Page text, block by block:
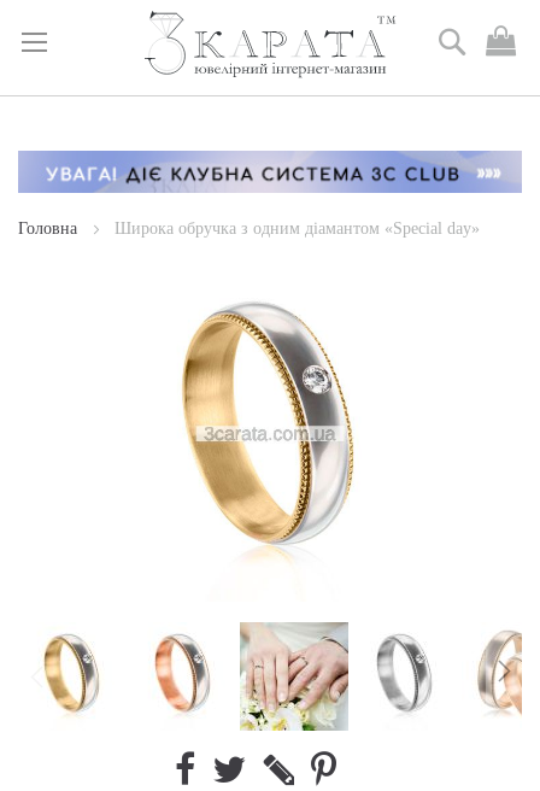
Skip
Content
Пошук
Головна Широка обручка з одним діамантом «Special day»